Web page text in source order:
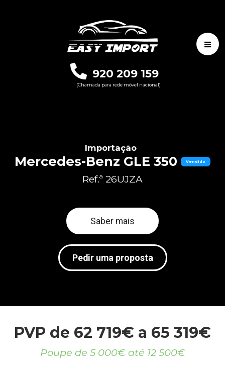
920 209 159
(Chamada para rede móvel nacional)
Importação
Mercedes-Benz GLE 350 Vendido
Ref.ª 26UJZA
Saber mais
Pedir uma proposta
PVP de 62 719€ a 65 319€
Poupe de 5 000€ até 12 500€